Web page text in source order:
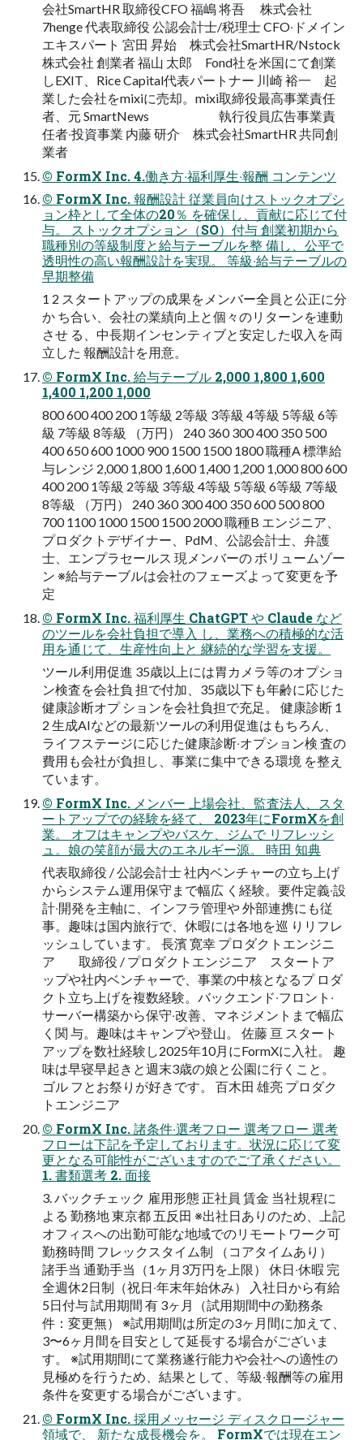
会社SmartHR 取締役CFO 福嶋 将吾 株式会社
7henge 代表取締役 公認会計⼠/税理⼠ CFO‧ドメイン
エキスパート 宮⽥ 昇始 株式会社SmartHR/Nstock
株式会社 創業者 福⼭ 太郎 Fond社を⽶国にて創業
しEXIT、Rice Capital代表パートナー 川崎 裕⼀ 起
業した会社をmixiに売却。mixi取締役最⾼事業責任
者、元 SmartNews 執⾏役員広告事業責
任者‧投資事業 内藤 研介 株式会社SmartHR 共同創
業者
© FormX Inc. 4.働き⽅‧福利厚⽣‧報酬 コンテンツ
© FormX Inc. 報酬設計 従業員向けストックオプシ
ョン枠として全体の20％ を確保し、貢献に応じて付
与。 ストックオプション（SO）付与 創業初期から
職種別の等級制度と給与テーブルを整 備し、公平で
透明性の⾼い報酬設計を実現。 等級‧給与テーブルの
早期整備
1 2 スタートアップの成果をメンバー全員と公正に分
か ち合い、会社の業績向上と個々のリターンを連動
させ る、中⻑期インセンティブと安定した収⼊を両
⽴した 報酬設計を⽤意。
© FormX Inc. 給与テーブル 2,000 1,800 1,600
1,400 1,200 1,000
800 600 400 200 1等級 2等級 3等級 4等級 5等級 6等
級 7等級 8等級 （万円） 240 360 300 400 350 500
400 650 600 1000 900 1500 1500 1800 職種A 標準給
与レンジ 2,000 1,800 1,600 1,400 1,200 1,000 800 600
400 200 1等級 2等級 3等級 4等級 5等級 6等級 7等級
8等級 （万円） 240 360 300 400 350 600 500 800
700 1100 1000 1500 1500 2000 職種B エンジニア、
プロダクトデザイナー、PdM、公認会計⼠、弁護
⼠、エンプラセールス 現メンバーの ボリュームゾー
ン ※給与テーブルは会社のフェーズよって変更を予
定
© FormX Inc. 福利厚⽣ ChatGPT や Claude など
のツールを会社負担で導⼊ し、業務への積極的な活
⽤を通じて、⽣産性向上と 継続的な学習を⽀援。
ツール利⽤促進 35歳以上には胃カメラ等のオプショ
ン検査を会社負 担で付加、35歳以下も年齢に応じた
健康診断オプ ションを会社負担で充⾜。 健康診断 1
2 ⽣成AIなどの最新ツールの利⽤促進はもちろん、
ライフステージに応じた健康診断‧オプション検 査の
費⽤も会社が負担し、事業に集中できる環境 を整え
ています。
© FormX Inc. メンバー 上場会社、監査法⼈、スタ
ートアップでの経験を経て、 2023年にFormXを創
業。 オフはキャンプやバスケ、ジムで リフレッシ
ュ。娘の笑顔が最⼤のエネルギー源。 時⽥ 知典
代表取締役 / 公認会計士 社内ベンチャーの⽴ち上げ
からシステム運⽤保守まで幅広 く経験。要件定義‧設
計‧開発を主軸に、インフラ管理や 外部連携にも従
事。趣味は国内旅⾏で、休暇には各地を巡 りリフレ
ッシュしています。 ⻑濱 寛幸 プロダクトエンジニ
ア 取締役 / プロダクトエンジニア スタートア
ップや社内ベンチャーで、事業の中核となるプ ロダ
クト⽴ち上げを複数経験。バックエンド‧フロント‧
サーバー構築から保守‧改善、マネジメントまで幅広
く関 与。趣味はキャンプや登⼭。 佐藤 亘 スタート
アップを数社経験し2025年10⽉にFormXに⼊社。 趣
味は早寝早起きと週末3歳の娘と公園に⾏くこと。
ゴル フとお祭りが好きです。 百⽊⽥ 雄亮 プロダク
トエンジニア
© FormX Inc. 諸条件‧選考フロー 選考フロー 選考
フローは下記を予定しております。状況に応じて変
更となる可能性がございますのでご了承ください。
1. 書類選考 2. ⾯接
3. バックチェック 雇⽤形態 正社員 賃⾦ 当社規程に
よる 勤務地 東京都 五反⽥ ※出社⽇ありのため、上記
オフィスへの出勤可能な地域でのリモートワーク可
勤務時間 フレックスタイム制 （コアタイムあり）
諸⼿当 通勤⼿当（1ヶ⽉3万円を上限） 休⽇‧休暇 完
全週休2⽇制（祝⽇‧年末年始休み） ⼊社⽇から有給
5⽇付与 試⽤期間 有 3ヶ⽉（試⽤期間中の勤務条
件：変更無） ※試⽤期間は所定の3ヶ⽉間に加えて、
3〜6ヶ⽉間を⽬安として延⻑する場合がございま
す。 ※試⽤期間にて業務遂⾏能⼒や会社への適性の
⾒極めを⾏うため、結果として、等級‧報酬等の雇⽤
条件を変更する場合がございます。
© FormX Inc. 採⽤メッセージ ディスクロージャー
領域で、 新たな成⻑機会を。 FormXでは現在エン